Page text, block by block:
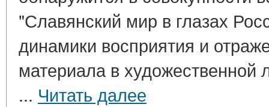
"Славянский мир в глазах
динамики восприятия и
материала в художественной
... Читать далее